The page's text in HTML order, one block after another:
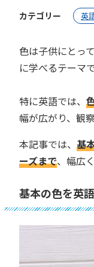
カテゴリー 英
色は子供にとっ
に学べるテーマで
特に英語では、
幅が広がり、観
本記事では、 基
ーズまで、幅広
基本の色を英